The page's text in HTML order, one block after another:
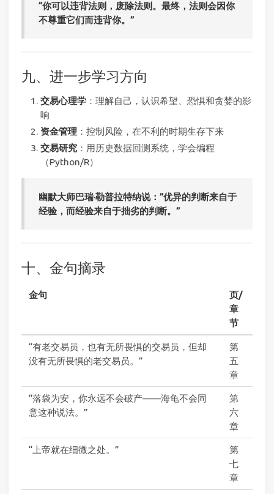
“你可以违背法则，废除法则。最终，法则会因你
不尊重它们而违背你。”
九、进一步学习方向
交易心理学：理解自己，认识希望、恐惧和贪婪的影
响
资金管理：控制风险，在不利的时期生存下来
交易研究：用历史数据回测系统，学会编程
（Python/R）
幽默大师巴瑞·勒普拉特纳说：”优异的判断来自于
经验，而经验来自于拙劣的判断。”
十、金句摘录
金句
页/
章
节
“有老交易员，也有无所畏惧的交易员，但却
没有无所畏惧的老交易员。”
第
五
章
“落袋为安，你永远不会破产——海龟不会同
意这种说法。”
第
六
章
“上帝就在细微之处。”
第
七
章